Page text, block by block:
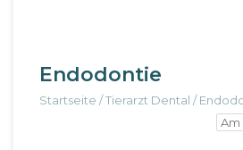
Endodontie
Startseite /Tierarzt Dental /